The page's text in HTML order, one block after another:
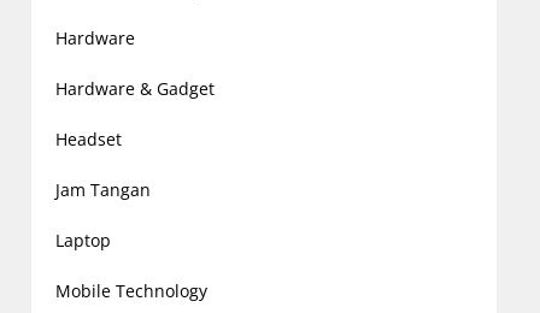
Hardware
Hardware & Gadget
Headset
Jam Tangan
Laptop
Mobile Technology